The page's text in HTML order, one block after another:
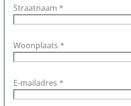
Straatnaam *
Woonplaats *
E-mailadres *